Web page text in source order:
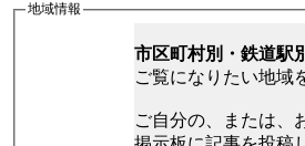
地域情報
市区町村別・鉄道駅
ご覧になりたい地域
ご自分の、または、